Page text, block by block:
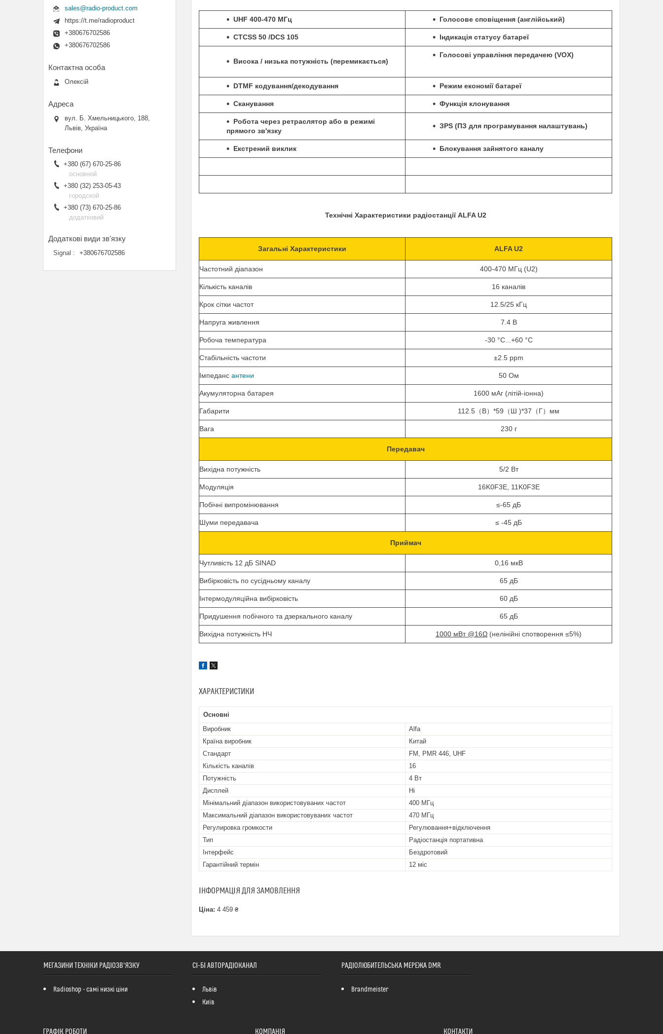
UHF 400-470 МГц Голосове сповіщення (англійський)
CTCSS 50 /DCS 105 Індикація статусу батареї
Висока / низька потужність (перемикається)
Голосові управління передачею (VOX)
DTMF кодування/декодування Режим економії батареї
Сканування Функція клонування
Робота через ретраслятор або в режимі
прямого зв'язку
ЗPS (ПЗ для програмування налаштувань)
Екстрений виклик Блокування зайнятого каналу
Технічні Характеристики радіостанції ALFA U2
Загальні Характеристики ALFA U2
Частотний діапазон 400-470 МГц (U2)
Кількість каналів 16 каналів
Крок сітки частот 12.5/25 кГц
Напруга живлення 7.4 В
Робоча температура -30 °C...+60 °C
Стабільність частоти ±2.5 ppm
Імпедансантени 50Ом
Акумуляторна батарея 1600 мАг (літій-іонна)
Габарити 112.5（В）*59（Ш )*37（Г） мм
Вага 230 г
Передавач
Вихідна потужність 5/2 Вт
Модуляція 16K0F3E, 11 K0F3E
Побічні випромінювання ≤-65 дБ
Шуми передавача ≤ -45 дБ
Приймач
Чутливість 12 дБ SINAD 0,16 мкВ
Вибірковість по сусідньому каналу 65дБ
Інтермодуляційна вибірковість 60 дБ
Придушення побічного та дзеркального каналу 65 дБ
Вихідна потужність НЧ 1000 мВт @16Ω (нелінійні спотворення ≤5%)
ХАРАКТЕРИСТИКИ
Основні
Виробник
Alfa
Країна виробник
Китай
Стандарт
FM, PMR 446, UHF
Кількість каналів
16
Потужність
4 Вт
Дисплей
Ні
Мінімальний діапазон використовуваних частот
400 МГц
Максимальний діапазон використовуваних частот
470 МГц
Регулировка громкости
Регулювання+відключення
Тип
Радіостанція портативна
Інтерфейс
Бездротовий
Гарантійний термін
12 міс
ІНФОРМАЦІЯ ДЛЯ ЗАМОВЛЕННЯ
Ціна: 4 459 ₴
sales@radio-product.com
https://t.me/radioproduct
+380676702586
+380676702586
Олексій
вул. Б. Хмельницького, 188,
Львів, Україна
+380 (67) 670-25-86
основной
+380 (32) 253-05-43
городской
+380 (73) 670-25-86
додатковий
Signal +380676702586
МЕГАЗИНИ ТЕХНІКИ РАДІОЗВ'ЯЗКУ
Radioshop - самі низкі ціни
СІ-БІ АВТОРАДІОКАНАЛ
Львів
Київ
РАДІОЛЮБИТЕЛЬСЬКА МЕРЕЖА DMR
Brandmeister
ГРАФІК РОБОТИ